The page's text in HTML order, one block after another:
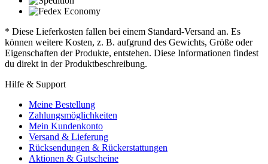
* Diese Lieferkosten fallen bei einem Standard-Versand an. Es
können weitere Kosten, z. B. aufgrund des Gewichts, Größe oder
Eigenschaften der Produkte, entstehen. Diese Informationen findest
du direkt in der Produktbeschreibung.
Hilfe & Support
Meine Bestellung
Zahlungsmöglichkeiten
Mein Kundenkonto
Versand & Lieferung
Rücksendungen & Rückerstattungen
Aktionen & Gutscheine